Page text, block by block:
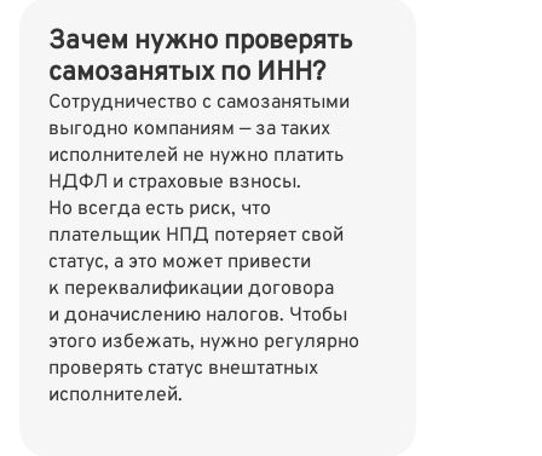
Зачем нужно проверять
самозанятых по ИНН?
Сотрудничество с самозанятыми
выгодно компаниям — за таких
исполнителей не нужно платить
НДФЛ и страховые взносы.
Но всегда есть риск, что
плательщик НПД потеряет свой
статус, а это может привести
к переквалификации договора
и доначислению налогов. Чтобы
этого избежать, нужно регулярно
проверять статус внештатных
исполнителей.